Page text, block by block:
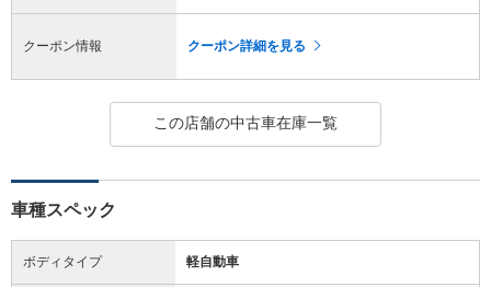
クーポン情報 クーポン詳細を見る
この店舗の中古車在庫一覧
車種スペック
ボディタイプ 軽自動車